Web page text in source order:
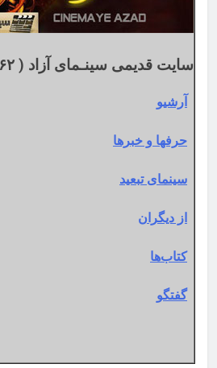
سایت قدیمی سینـمای آزاد ( ۶۲شماره قدیمی)
آرشیو
حرفها و خبرها
سینمای تبعید
از دیگران
کتاب‌ها
گفتگو